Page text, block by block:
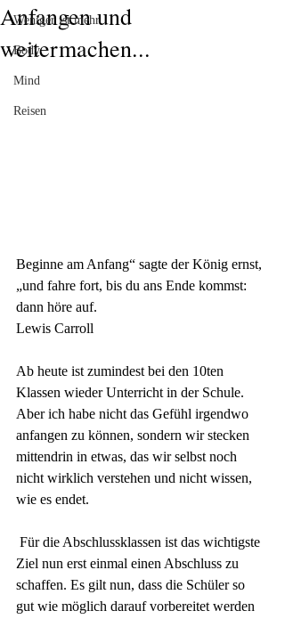
Weniger ist mehr
Body
Mind
Reisen
Anfangen und
weitermachen...
Beginne am Anfang“ sagte der König ernst,
„und fahre fort, bis du ans Ende kommst:
dann höre auf.
Lewis Carroll
Ab heute ist zumindest bei den 10ten
Klassen wieder Unterricht in der Schule.
Aber ich habe nicht das Gefühl irgendwo
anfangen zu können, sondern wir stecken
mittendrin in etwas, das wir selbst noch
nicht wirklich verstehen und nicht wissen,
wie es endet.
Ziel nun erst einmal einen Abschluss zu
schaffen. Es gilt nun, dass die Schüler so
gut wie möglich darauf vorbereitet werden